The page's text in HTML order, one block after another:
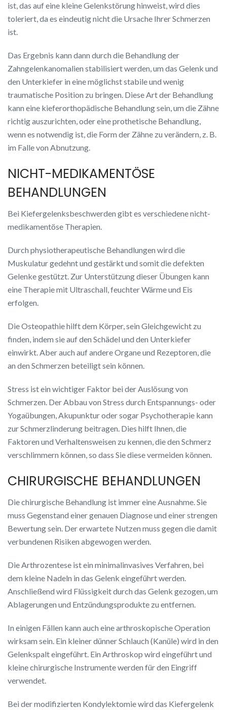
ist, das auf eine kleine Gelenkstörung hinweist, wird dies
toleriert, da es eindeutig nicht die Ursache Ihrer Schmerzen
ist.
Das Ergebnis kann dann durch die Behandlung der
Zahngelenkanomalien stabilisiert werden, um das Gelenk und
den Unterkiefer in eine möglichst stabile und wenig
traumatische Position zu bringen. Diese Art der Behandlung
kann eine kieferorthopädische Behandlung sein, um die Zähne
richtig auszurichten, oder eine prothetische Behandlung,
wenn es notwendig ist, die Form der Zähne zu verändern, z. B.
im Falle von Abnutzung.
NICHT-MEDIKAMENTÖSE
BEHANDLUNGEN
Bei Kiefergelenksbeschwerden gibt es verschiedene nicht-
medikamentöse Therapien.
Durch physiotherapeutische Behandlungen wird die
Muskulatur gedehnt und gestärkt und somit die defekten
Gelenke gestützt. Zur Unterstützung dieser Übungen kann
eine Therapie mit Ultraschall, feuchter Wärme und Eis
erfolgen.
Die Osteopathie hilft dem Körper, sein Gleichgewicht zu
finden, indem sie auf den Schädel und den Unterkiefer
einwirkt. Aber auch auf andere Organe und Rezeptoren, die
an den Schmerzen beteiligt sein können.
Stress ist ein wichtiger Faktor bei der Auslösung von
Schmerzen. Der Abbau von Stress durch Entspannungs- oder
Yogaübungen, Akupunktur oder sogar Psychotherapie kann
zur Schmerzlinderung beitragen. Dies hilft Ihnen, die
Faktoren und Verhaltensweisen zu kennen, die den Schmerz
verschlimmern können, so dass Sie diese vermeiden können.
CHIRURGISCHE BEHANDLUNGEN
Die chirurgische Behandlung ist immer eine Ausnahme. Sie
muss Gegenstand einer genauen Diagnose und einer strengen
Bewertung sein. Der erwartete Nutzen muss gegen die damit
verbundenen Risiken abgewogen werden.
Die Arthrozentese ist ein minimalinvasives Verfahren, bei
dem kleine Nadeln in das Gelenk eingeführt werden.
Anschließend wird Flüssigkeit durch das Gelenk gezogen, um
Ablagerungen und Entzündungsprodukte zu entfernen.
In einigen Fällen kann auch eine arthroskopische Operation
wirksam sein. Ein kleiner dünner Schlauch (Kanüle) wird in den
Gelenkspalt eingeführt. Ein Arthroskop wird eingeführt und
kleine chirurgische Instrumente werden für den Eingriff
verwendet.
Bei der modifizierten Kondylektomie wird das Kiefergelenk